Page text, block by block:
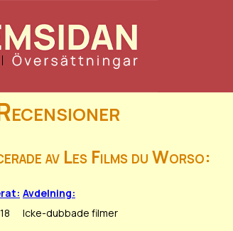
av Les Films du Worso:
Avdelning:
Icke-dubbade filmer